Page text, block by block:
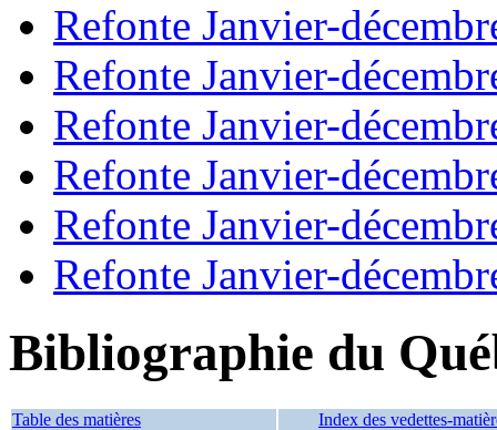
Refonte Janvier-
Refonte Janvier-
Refonte Janvier-
Refonte Janvier-
Refonte Janvier-
Refonte Janvier-
Bibliographie du
Table des matières Index des vedettes-